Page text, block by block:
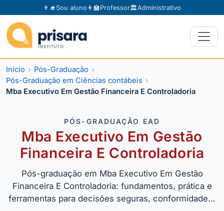
👨‍🎓Sou aluno 👩‍🏫Professor🏛️Administrativo
Início
Pós-Graduação
Pós-Graduação em Ciências contábeis
Mba Executivo Em Gestão Financeira E Controladoria
PÓS-GRADUAÇÃO EAD
Mba Executivo Em Gestão
Financeira E Controladoria
Pós-graduação em Mba Executivo Em Gestão
Financeira E Controladoria: fundamentos, prática e
ferramentas para decisões seguras, conformidade…